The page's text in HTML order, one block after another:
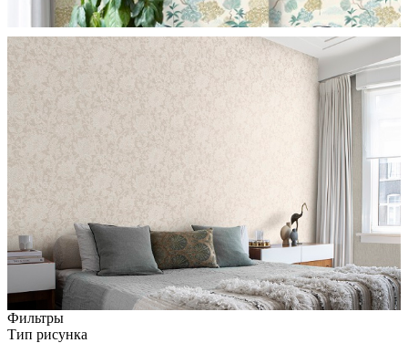
Фильтры
Тип рисунка